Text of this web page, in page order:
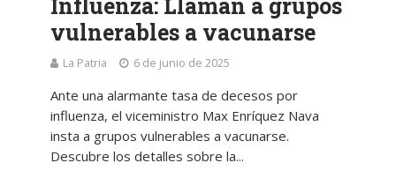
vulnerables a vacunarse
La Patria 6 de junio de 2025
Ante una alarmante tasa de decesos por
influenza, el viceministro Max Enríquez Nava
insta a grupos vulnerables a vacunarse.
Descubre los detalles sobre la...